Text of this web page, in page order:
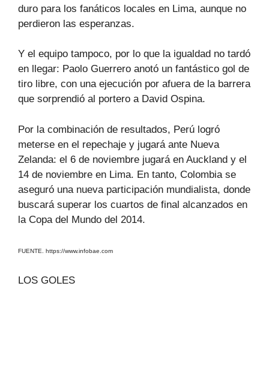
duro para los fanáticos locales en Lima, aunque no
perdieron las esperanzas.
Y el equipo tampoco, por lo que la igualdad no tardó
en llegar: Paolo Guerrero anotó un fantástico gol de
tiro libre, con una ejecución por afuera de la barrera
que sorprendió al portero a David Ospina.
Por la combinación de resultados, Perú logró
meterse en el repechaje y jugará ante Nueva
Zelanda: el 6 de noviembre jugará en Auckland y el
14 de noviembre en Lima. En tanto, Colombia se
aseguró una nueva participación mundialista, donde
buscará superar los cuartos de final alcanzados en
la Copa del Mundo del 2014.
FUENTE. https://www.infobae.com
LOS GOLES